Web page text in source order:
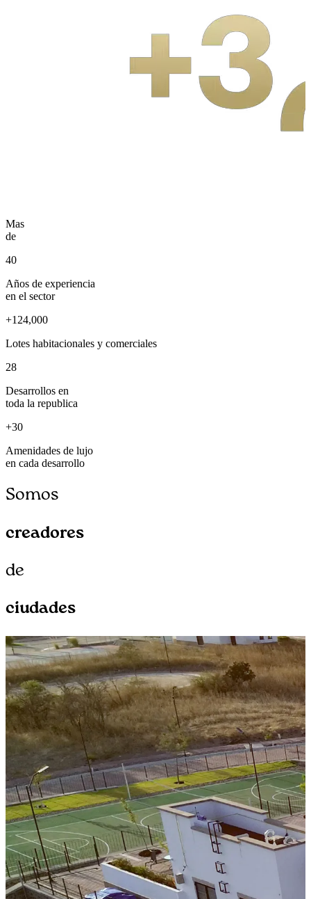
Mas
de
40
Años de experiencia
en el sector
+124,000
Lotes habitacionales y comerciales
28
Desarrollos en
toda la republica
+30
Amenidades de lujo
en cada desarrollo
Somos
creadores
de
ciudades